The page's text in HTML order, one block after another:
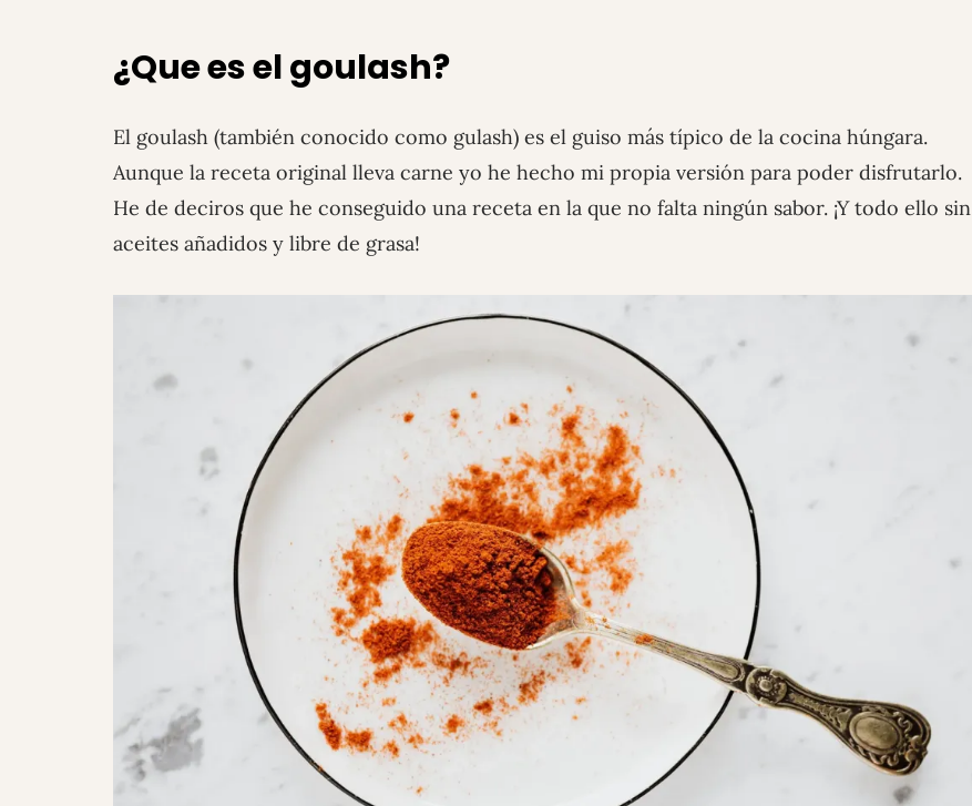
¿Que es el goulash?
El goulash (también conocido como gulash) es el guiso más típico de la cocina húngara.
Aunque la receta original lleva carne yo he hecho mi propia versión para poder disfrutarlo.
He de deciros que he conseguido una receta en la que no falta ningún sabor. ¡Y todo ello sin
aceites añadidos y libre de grasa!